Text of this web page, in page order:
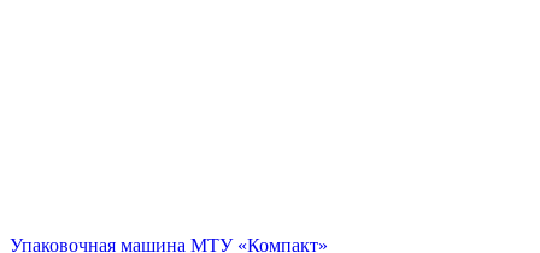
Упаковочная машина МТУ «Компакт»